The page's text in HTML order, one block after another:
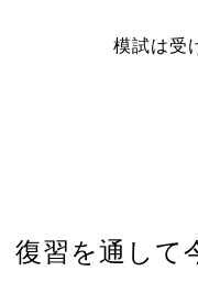
模試は受
復習を通して